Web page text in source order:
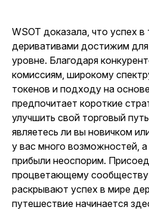
WSOT доказала, что успех в
деривативами достижим
уровне. Благодаря
комиссиям, широкому
токенов и подходу на
предпочитает короткие
улучшить свой торговый
являетесь ли вы новичком
у вас много возможностей,
прибыли неоспорим.
процветающему
раскрывают успех в мире
путешествие начинается